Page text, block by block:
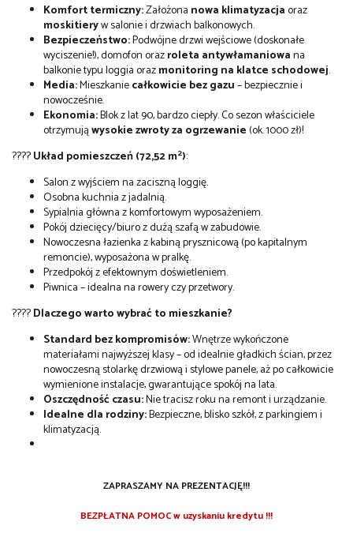
Komfort termiczny:Założona nowa klimatyzacjaoraz
moskitieryw salonie i drzwiach balkonowych.
Bezpieczeństwo:Podwójne drzwi wejściowe (doskonałe
wyciszenie!), domofon orazroleta antywłamaniowana
balkonie typu loggia orazmonitoring na klatce schodowej.
Media:Mieszkaniecałkowicie bez gazu– bezpiecznie i
nowocześnie.
Ekonomia:Blok z lat 90, bardzo ciepły. Co sezon właściciele
otrzymująwysokie zwroty za ogrzewanie(ok. 1000 zł)!
????Układ pomieszczeń (72,52 m2):
Salon z wyjściem na zaciszną loggię.
Osobna kuchnia z jadalnią.
Sypialnia główna z komfortowym wyposażeniem.
Pokój dziecięcy/biuro z dużą szafą w zabudowie.
Nowoczesna łazienka z kabiną prysznicową (po kapitalnym
remoncie), wyposażona w pralkę.
Przedpokój z efektownym doświetleniem.
Piwnica – idealna na rowery czy przetwory.
????Dlaczego warto wybrać to mieszkanie?
Standard bez kompromisów:Wnętrze wykończone
materiałami najwyższej klasy – od idealnie gładkich ścian, przez
nowoczesną stolarkę drzwiową i stylowe panele, aż po całkowicie
wymienione instalacje, gwarantujące spokój na lata.
Oszczędność czasu:Nie tracisz roku na remont i urządzanie.
Idealne dla rodziny:Bezpieczne, blisko szkół, z parkingiem i
klimatyzacją.
ZAPRASZAMY NA PREZENTACJĘ!!!
BEZPŁATNA POMOC w uzyskaniu kredytu !!!